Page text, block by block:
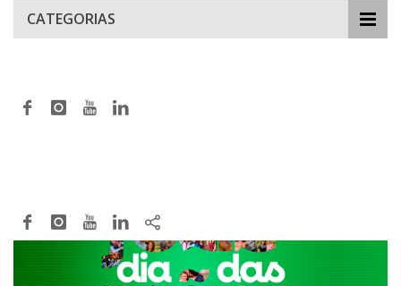
CATEGORIAS